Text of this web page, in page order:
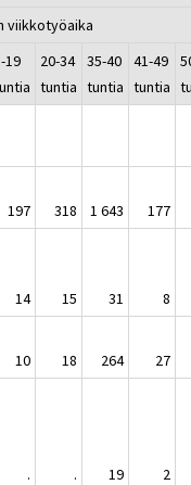
viikkotyöaika
19
20-34
tuntia
35-40
tuntia
41-49
tuntia
197 318 1 643
177
14 15 31
8
10 18 264
27
. . 19
2